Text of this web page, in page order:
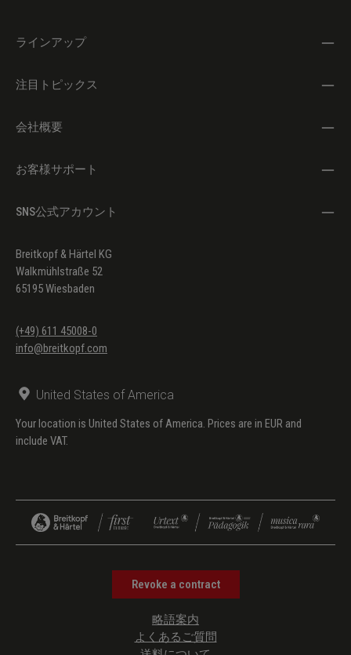
ラインアップ
注目トピックス
会社概要
お客様サポート
SNS公式アカウント
Breitkopf & Härtel KG
Walkmühlstraße 52
65195 Wiesbaden
(+49) 611 45008-0
info@breitkopf.com
United States of America
Your location is United States of America. Prices are in EUR and
include VAT.
Revoke a contract
略語案内
よくあるご質問